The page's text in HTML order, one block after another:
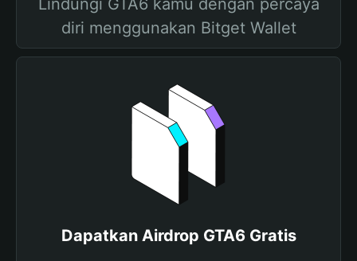
Lindungi GTA6 kamu dengan percaya
diri menggunakan Bitget Wallet
Dapatkan Airdrop GTA6 Gratis